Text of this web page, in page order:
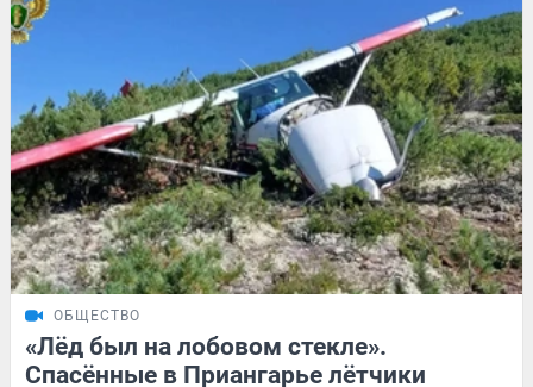
ОБЩЕСТВО
«Лёд был на лобовом стекле».
Спасённые в Приангарье лётчики